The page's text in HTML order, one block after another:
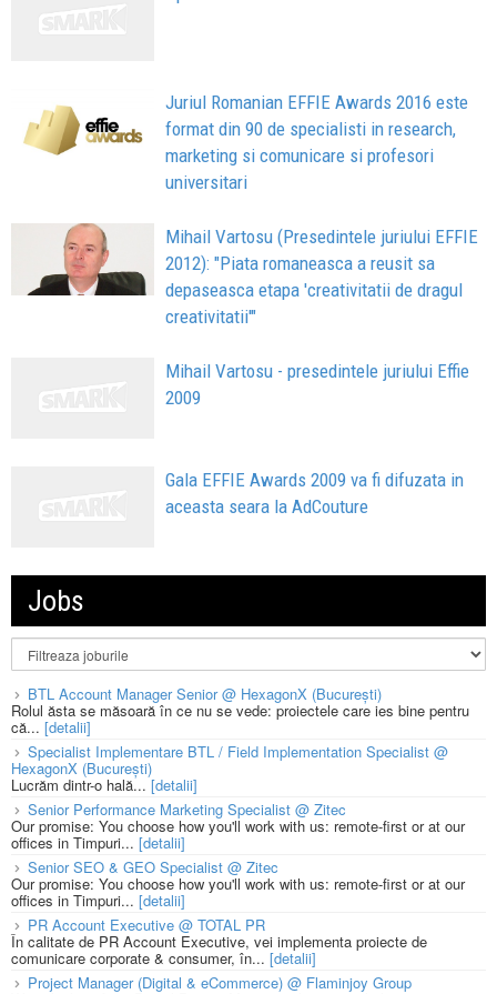
Juriul Romanian EFFIE Awards 2016 este
format din 90 de specialisti in research,
marketing si comunicare si profesori
universitari
Mihail Vartosu (Presedintele juriului EFFIE
2012): "Piata romaneasca a reusit sa
depaseasca etapa 'creativitatii de dragul
creativitatii'"
Mihail Vartosu - presedintele juriului Effie
2009
Gala EFFIE Awards 2009 va fi difuzata in
aceasta seara la AdCouture
Jobs
BTL Account Manager Senior @ HexagonX (București)
Rolul ăsta se măsoară în ce nu se vede: proiectele care ies bine pentru
că... [detalii]
Specialist Implementare BTL / Field Implementation Specialist @
HexagonX (București)
Lucrăm dintr-o hală...[detalii]
Senior Performance Marketing Specialist @ Zitec
Our promise: You choose how you'll work with us: remote-first or at our
offices in Timpuri... [detalii]
Senior SEO & GEO Specialist @ Zitec
Our promise: You choose how you'll work with us: remote-first or at our
offices in Timpuri... [detalii]
PR Account Executive @ TOTAL PR
În calitate de PR Account Executive, vei implementa proiecte de
comunicare corporate & consumer, în... [detalii]
Project Manager (Digital & eCommerce) @ Flaminjoy Group